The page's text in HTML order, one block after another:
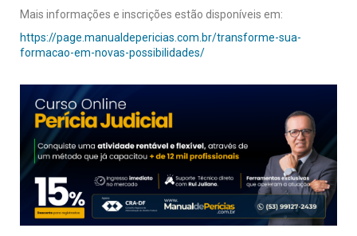
Mais informações e inscrições estão disponíveis em:
https://page.manualdepericias.com.br/transforme-sua-
formacao-em-novas-possibilidades/